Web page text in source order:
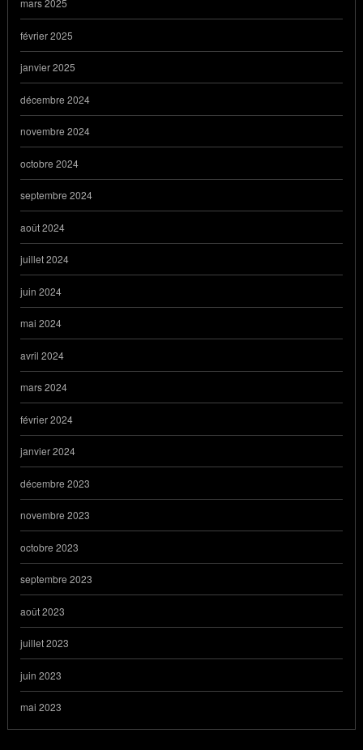
mars 2025
février 2025
janvier 2025
décembre 2024
novembre 2024
octobre 2024
septembre 2024
août 2024
juillet 2024
juin 2024
mai 2024
avril 2024
mars 2024
février 2024
janvier 2024
décembre 2023
novembre 2023
octobre 2023
septembre 2023
août 2023
juillet 2023
juin 2023
mai 2023